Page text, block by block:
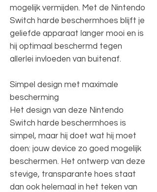
mogelijk vermijden. Met de Nintendo
Switch harde beschermhoes blijft je
geliefde apparaat langer mooi en is
hij optimaal beschermd tegen
allerlei invloeden van buitenaf.
Simpel design met maximale
bescherming
Het design van deze Nintendo
Switch harde beschermhoes is
simpel, maar hij doet wat hij moet
doen: jouw device zo goed mogelijk
beschermen. Het ontwerp van deze
stevige, transparante hoes staat
dan ook helemaal in het teken van